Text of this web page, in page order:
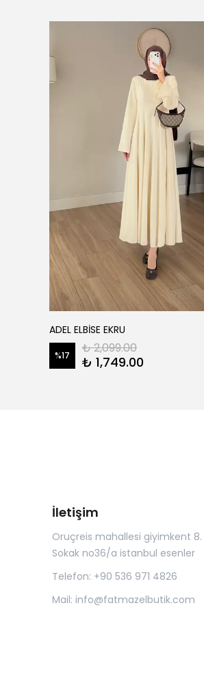
ADEL ELBİSE EKRU
%17 ₺ 2,099.00
₺ 1,749.00
İletişim
Oruçreis mahallesi giyimkent 8.
Sokak no36/a istanbul esenler
Telefon: +90 536 971 4826
Mail: info@fatmazelbutik.com